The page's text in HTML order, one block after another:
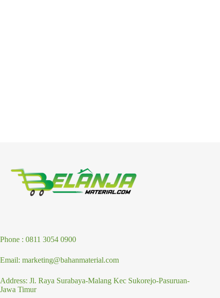
Phone : 0811 3054 0900
Email: marketing@bahanmaterial.com
Address: Jl. Raya Surabaya-Malang Kec Sukorejo-Pasuruan-
Jawa Timur